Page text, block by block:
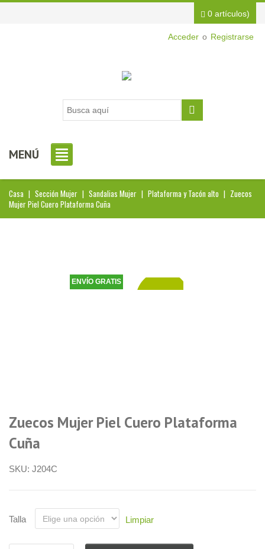
Acceder o Registrarse
0 artículos)
MENÚ
Casa | Sección Mujer | Sandalias Mujer | Plataforma y Tacón alto | Zuecos
Mujer Piel Cuero Plataforma Cuña
ENVÍO GRATIS
Zuecos Mujer Piel Cuero Plataforma
Cuña
SKU: J204C
Talla Limpiar